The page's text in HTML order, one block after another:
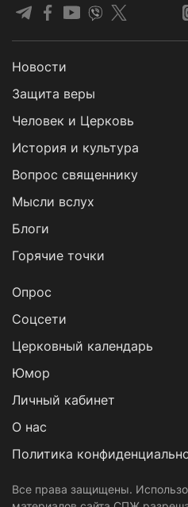
Новости
Защита веры
Человек и Церковь
История и культура
Вопрос священнику
Мысли вслух
Блоги
Горячие точки
Опрос
Cоцсети
Церковный календарь
Юмор
Личный кабинет
О нас
Политика
Все права защищены.